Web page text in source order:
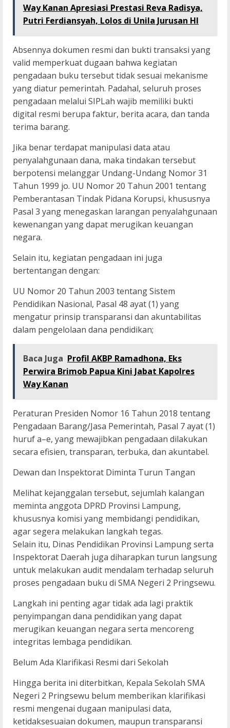
Way Kanan Apresiasi Prestasi Reva Radisya,
Putri Ferdiansyah, Lolos di Unila Jurusan HI
Absennya dokumen resmi dan bukti transaksi yang
valid memperkuat dugaan bahwa kegiatan
pengadaan buku tersebut tidak sesuai mekanisme
yang diatur pemerintah. Padahal, seluruh proses
pengadaan melalui SIPLah wajib memiliki bukti
digital resmi berupa faktur, berita acara, dan tanda
terima barang.
Jika benar terdapat manipulasi data atau
penyalahgunaan dana, maka tindakan tersebut
berpotensi melanggar Undang-Undang Nomor 31
Tahun 1999 jo. UU Nomor 20 Tahun 2001 tentang
Pemberantasan Tindak Pidana Korupsi, khususnya
Pasal 3 yang menegaskan larangan penyalahgunaan
kewenangan yang dapat merugikan keuangan
negara.
Selain itu, kegiatan pengadaan ini juga
bertentangan dengan:
UU Nomor 20 Tahun 2003 tentang Sistem
Pendidikan Nasional, Pasal 48 ayat (1) yang
mengatur prinsip transparansi dan akuntabilitas
dalam pengelolaan dana pendidikan;
Baca Juga Profil AKBP Ramadhona, Eks
Perwira Brimob Papua Kini Jabat Kapolres
Way Kanan
Peraturan Presiden Nomor 16 Tahun 2018 tentang
Pengadaan Barang/Jasa Pemerintah, Pasal 7 ayat (1)
huruf a–e, yang mewajibkan pengadaan dilakukan
secara efisien, transparan, terbuka, dan akuntabel.
Dewan dan Inspektorat Diminta Turun Tangan
Melihat kejanggalan tersebut, sejumlah kalangan
meminta anggota DPRD Provinsi Lampung,
khususnya komisi yang membidangi pendidikan,
agar segera melakukan langkah tegas.
Selain itu, Dinas Pendidikan Provinsi Lampung serta
Inspektorat Daerah juga diharapkan turun langsung
untuk melakukan audit mendalam terhadap seluruh
proses pengadaan buku di SMA Negeri 2 Pringsewu.
Langkah ini penting agar tidak ada lagi praktik
penyimpangan dana pendidikan yang dapat
merugikan keuangan negara serta mencoreng
integritas lembaga pendidikan.
Belum Ada Klarifikasi Resmi dari Sekolah
Hingga berita ini diterbitkan, Kepala Sekolah SMA
Negeri 2 Pringsewu belum memberikan klarifikasi
resmi mengenai dugaan manipulasi data,
ketidaksesuaian dokumen, maupun transparansi